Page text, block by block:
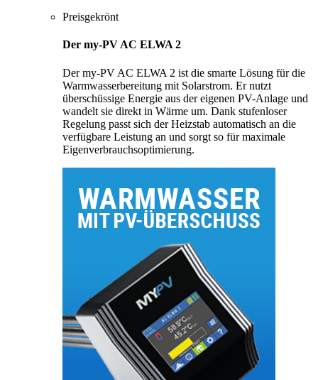
Preisgekrönt
Der my-PV AC ELWA 2
Der my-PV AC ELWA 2 ist die smarte Lösung für die
Warmwasserbereitung mit Solarstrom. Er nutzt
überschüssige Energie aus der eigenen PV-Anlage und
wandelt sie direkt in Wärme um. Dank stufenloser
Regelung passt sich der Heizstab automatisch an die
verfügbare Leistung an und sorgt so für maximale
Eigenverbrauchsoptimierung.